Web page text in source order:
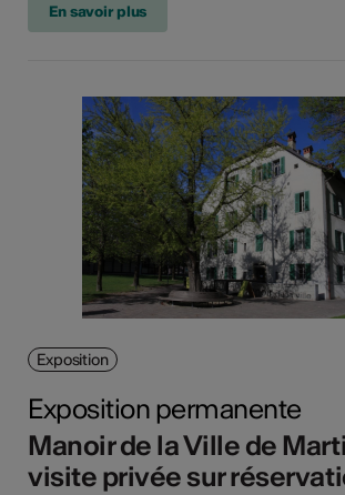
En savoir plus
Exposition
Exposition permanente
Manoir de la Ville de
visite privée sur